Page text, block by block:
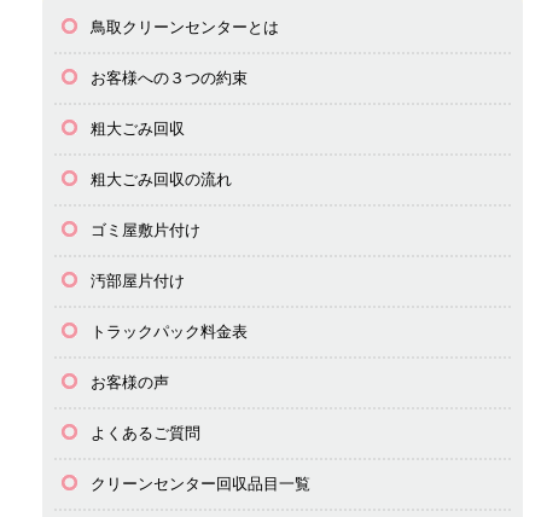
鳥取クリーンセンターとは
お客様への３つの約束
粗大ごみ回収
粗大ごみ回収の流れ
ゴミ屋敷片付け
汚部屋片付け
トラックパック料金表
お客様の声
よくあるご質問
クリーンセンター回収品目一覧